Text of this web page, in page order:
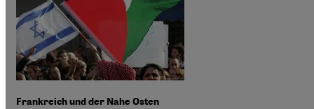
Frankreich und der Nahe Osten